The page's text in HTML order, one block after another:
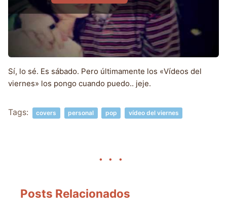
Sí, lo sé. Es sábado. Pero últimamente los «Vídeos del
viernes» los pongo cuando puedo.. jeje.
Tags: covers personal pop vídeo del viernes
Posts Relacionados